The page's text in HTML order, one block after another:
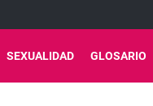
SEXUALIDAD GLOSARIO